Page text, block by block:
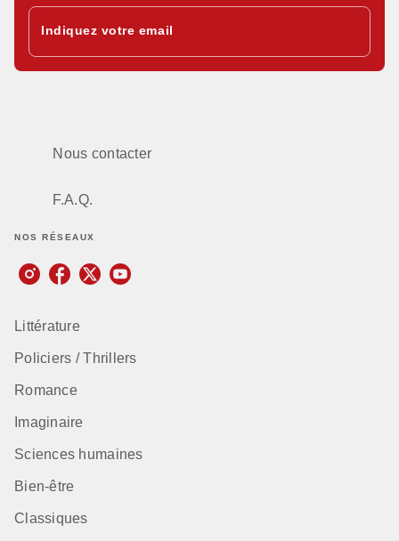
Indiquez votre email
Nous contacter
F.A.Q.
NOS RÉSEAUX
Littérature
Policiers / Thrillers
Romance
Imaginaire
Sciences humaines
Bien-être
Classiques